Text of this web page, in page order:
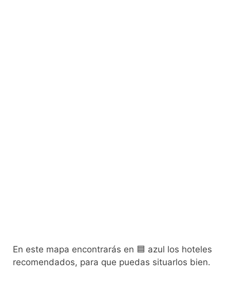
En este mapa encontrarás en 🟦 azul los hoteles
recomendados, para que puedas situarlos bien.